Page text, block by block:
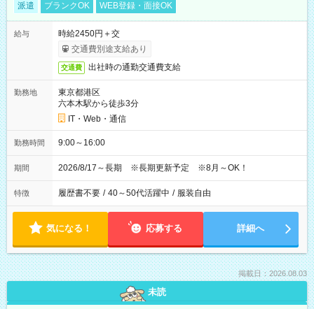
派遣 ブランクOK WEB登録・面接OK
給与
時給2450円＋交
交通費別途支給あり
交通費 出社時の通勤交通費支給
勤務地
東京都港区
六本木駅から徒歩3分
IT・Web・通信
勤務時間 9:00～16:00
期間 2026/8/17～長期 ※長期更新予定 ※8月～OK！
特徴 履歴書不要 / 40～50代活躍中 / 服装自由
気になる！ 応募する 詳細へ
掲載日：2026.08.03
未読